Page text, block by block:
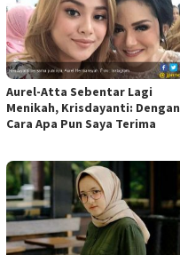
Aurel-Atta Sebentar Lagi
Menikah, Krisdayanti: Dengan
Cara Apa Pun Saya Terima